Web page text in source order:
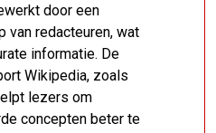
door een
van redacteuren, wat
informatie. De
Wikipedia, zoals
lezers om
concepten beter te